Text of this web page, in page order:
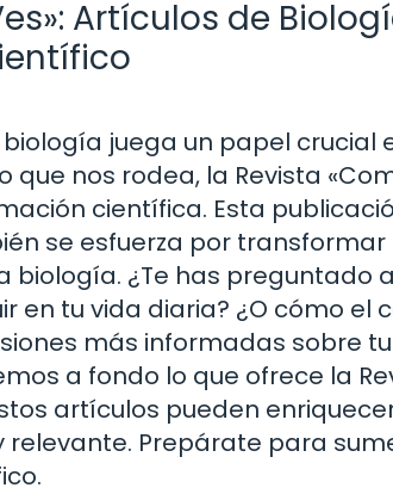
Artículos de
juega un papel crucial
que nos rodea, la Revista
científica. Esta
se esfuerza por
biología. ¿Te has preguntado
en tu vida diaria? ¿O cómo el
más informadas sobre
a fondo lo que ofrece la
artículos pueden
relevante. Prepárate para